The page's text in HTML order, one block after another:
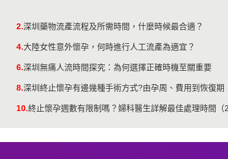
2.深圳藥物流產流程及所需時間，什麼時候最合適？
4.大陸女性意外懷孕，何時進行人工流產為適宜？
6.深圳無痛人流時間探究：為何選擇正確時機至關重要
8.深圳終止懷孕有邊幾種手術方式?由孕周、費用到恢復
10.終止懷孕週數有限制嗎？婦科醫生詳解最佳處理時間（